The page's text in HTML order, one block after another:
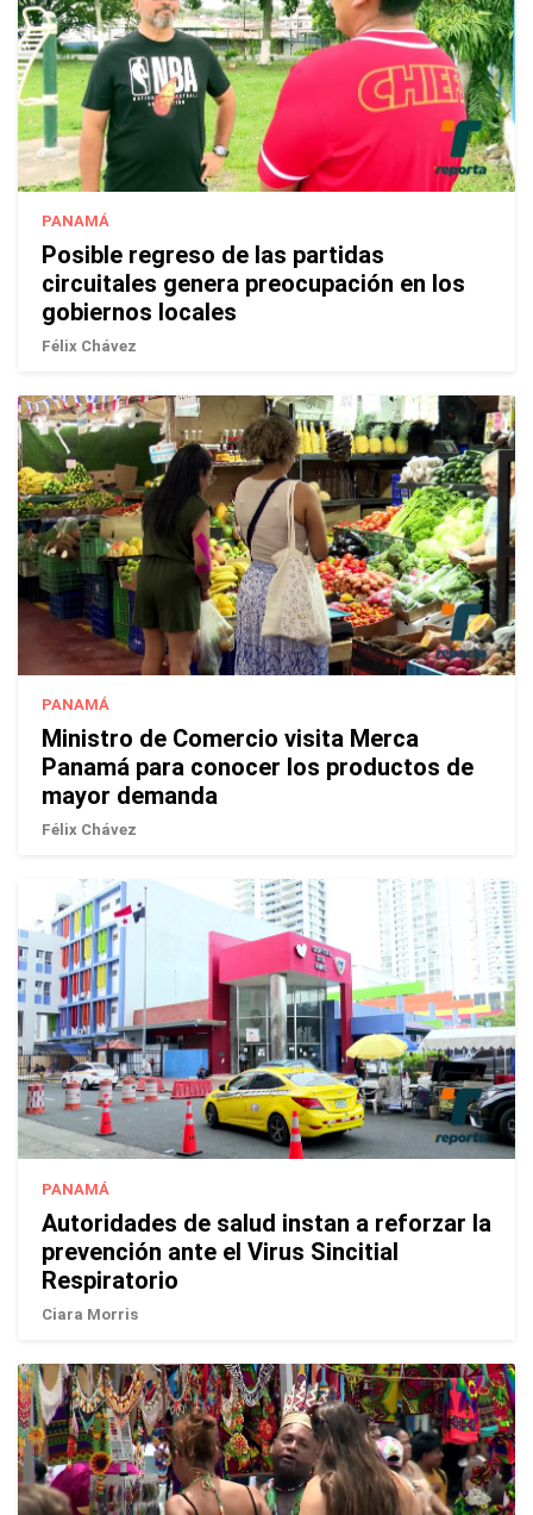
PANAMÁ
Posible regreso de las partidas
circuitales genera preocupación en los
gobiernos locales
Félix Chávez
PANAMÁ
Ministro de Comercio visita Merca
Panamá para conocer los productos de
mayor demanda
Félix Chávez
PANAMÁ
Autoridades de salud instan a reforzar la
prevención ante el Virus Sincitial
Respiratorio
Ciara Morris